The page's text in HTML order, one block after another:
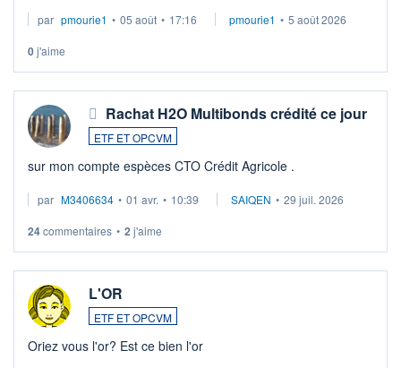
par pmourie1 • 05 août • 17:16 pmourie1 • 5 août 2026
0j'aime
Rachat H2O Multibonds crédité ce jour
ETF ET OPCVM
sur mon compte espèces CTO Crédit Agricole .
par M3406634 • 01 avr. • 10:39 SAIQEN • 29 juil. 2026
24commentaires • 2 j'aime
L'OR
ETF ET OPCVM
Oriez vous l'or? Est ce bien l'or